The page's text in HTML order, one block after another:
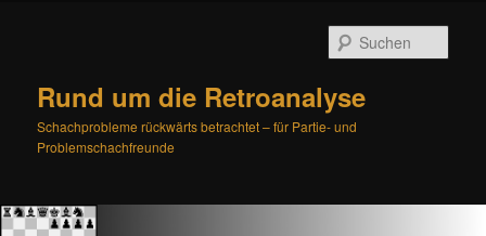
Rund um die Retroanalyse
Schachprobleme rückwärts betrachtet – für Partie- und
Problemschachfreunde